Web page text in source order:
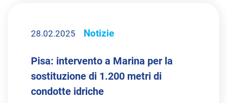
28.02.2025 Notizie
Pisa: intervento a Marina per la
sostituzione di 1.200 metri di
condotte idriche